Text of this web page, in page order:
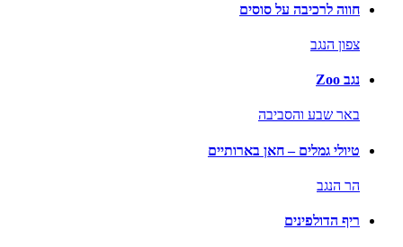
חווה לרכיבה על סוסים
צפון הנגב
נגב Zoo
באר שבע והסביבה
טיולי גמלים – חאן בארותיים
הר הנגב
ריף הדולפינים